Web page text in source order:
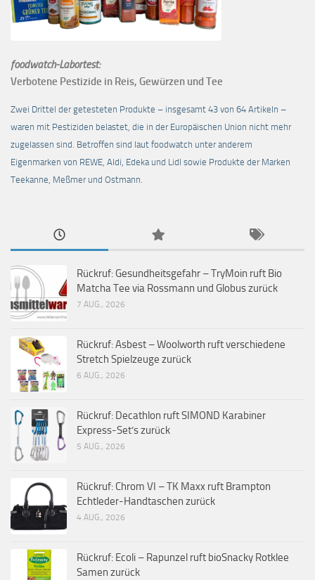
foodwatch-Labortest:
Verbotene Pestizide in Reis, Gewürzen und Tee
Zwei Drittel der getesteten Produkte – insgesamt 43 von 64 Artikeln –
waren mit Pestiziden belastet, die in der Europäischen Union nicht mehr
zugelassen sind. Betroffen sind laut foodwatch unter anderem
Eigenmarken von REWE, Aldi, Edeka und Lidl sowie Produkte der Marken
Teekanne, Meßmer und Ostmann.
Rückruf: Gesundheitsgefahr – TryMoin ruft Bio
Matcha Tee via Rossmann und Globus zurück
7 AUG., 2026
Rückruf: Asbest – Woolworth ruft verschiedene
Stretch Spielzeuge zurück
6 AUG., 2026
Rückruf: Decathlon ruft SIMOND Karabiner
Express-Set’s zurück
5 AUG., 2026
Rückruf: Chrom VI – TK Maxx ruft Brampton
Echtleder-Handtaschen zurück
4 AUG., 2026
Rückruf: Ecoli – Rapunzel ruft bioSnacky Rotklee
Samen zurück